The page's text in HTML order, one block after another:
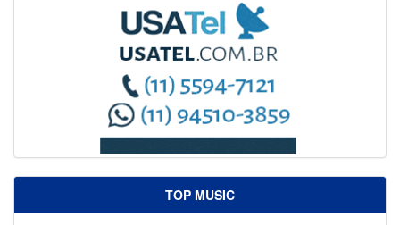
TOP MUSIC